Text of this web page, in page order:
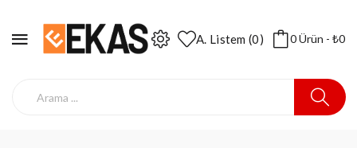
A. Listem (0) 0 Ürün - ₺0